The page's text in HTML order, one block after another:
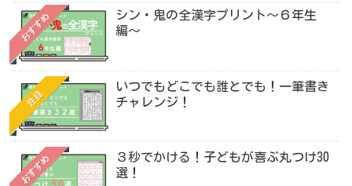
おすすめ
シン・鬼の全漢字プリント〜６年生
編〜
注目
いつでもどこでも誰とでも！一筆書き
チャレンジ！
おすすめ
３秒でかける！子どもが喜ぶ丸つけ30
選！